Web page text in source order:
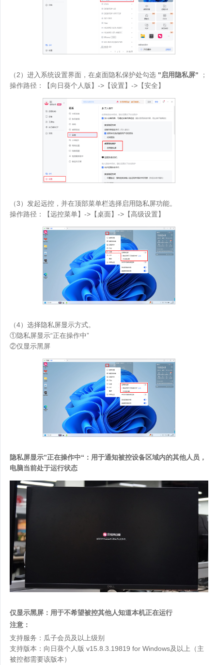
（2）进入系统设置界面，在桌面隐私保护处勾选 "启用隐私屏" ；
操作路径：【向日葵个人版】->【设置】->【安全】
（3）发起远控，并在顶部菜单栏选择启用隐私屏功能。
操作路径：【远控菜单】->【桌面】->【高级设置】
（4）选择隐私屏显示方式。
①隐私屏显示“正在操作中”
②仅显示黑屏
隐私屏显示”正在操作中“：用于通知被控设备区域内的其他人员，
电脑当前处于运行状态
仅显示黑屏：用于不希望被控其他人知道本机正在运行
注意：
支持服务：瓜子会员及以上级别
支持版本：向日葵个人版 v15.8.3.19819 for Windows及以上（主
被控都需要该版本）